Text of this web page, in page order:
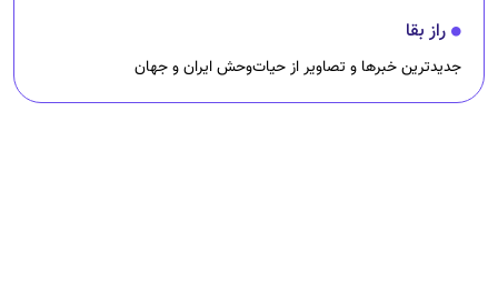
راز بقا
جدیدترین خبرها و تصاویر از حیات‌وحش ایران و جهان